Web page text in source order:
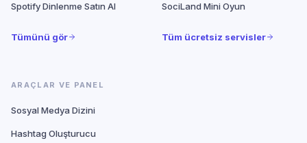
Spotify Dinlenme Satın Al
Tümünü gör
SociLand Mini Oyun
Tüm ücretsiz servisler
ARAÇLAR VE PANEL
Sosyal Medya Dizini
Hashtag Oluşturucu